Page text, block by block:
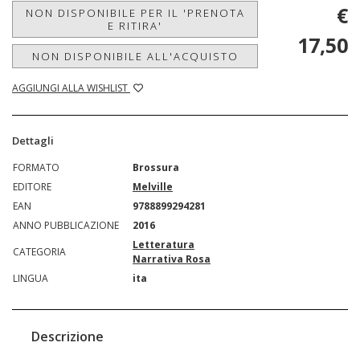
NON DISPONIBILE PER IL 'PRENOTA
E RITIRA'
NON DISPONIBILE ALL'ACQUISTO
AGGIUNGI ALLA WISHLIST
€
17,50
Dettagli
FORMATO
Brossura
EDITORE
Melville
EAN
9788899294281
ANNO PUBBLICAZIONE
2016
CATEGORIA
Letteratura
Narrativa Rosa
LINGUA
ita
Descrizione